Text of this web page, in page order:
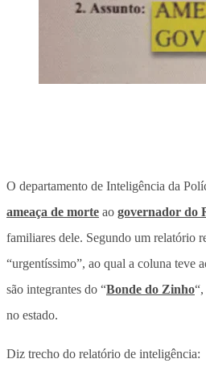
O departamento de Inteligência da
ameaça de morte ao governador do
familiares dele. Segundo um relatório
“urgentíssimo”, ao qual a coluna teve
são integrantes do “Bonde do Zinho
no estado.
Diz trecho do relatório de inteligência: